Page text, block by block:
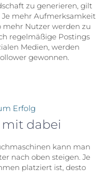
zu generieren, gilt
mehr Aufmerksamkeit
Nutzer werden zu
regelmäßige Postings
Medien, werden
gewonnen.
Erfolg
mit dabei
kann man
nach oben steigen. Je
platziert ist, desto